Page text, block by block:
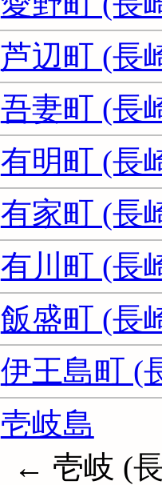
芦辺町 (長
吾妻町 (長
有明町 (長
有家町 (長
有川町 (長
飯盛町 (長
伊王島町 (
壱岐島
← 壱岐 (